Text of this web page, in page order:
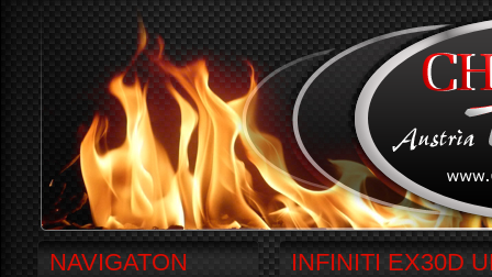
INFINITI EX30D
NAVIGATON